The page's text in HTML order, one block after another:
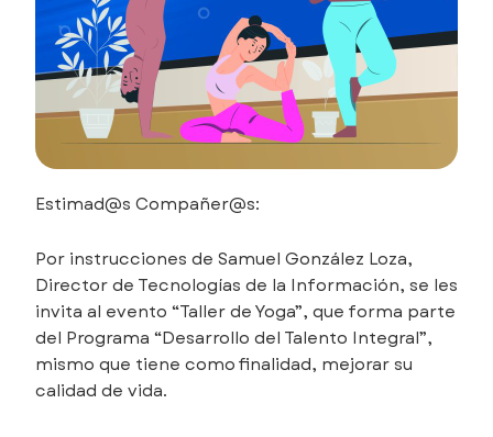
Estimad@s Compañer@s:
Por instrucciones de Samuel González Loza,
Director de Tecnologías de la Información, se les
invita al evento “Taller de Yoga”, que forma parte
del Programa “Desarrollo del Talento Integral”,
mismo que tiene como finalidad, mejorar su
calidad de vida.